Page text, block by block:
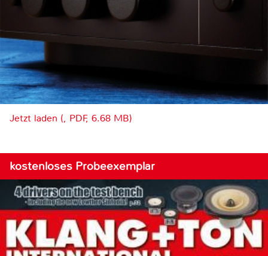
Jetzt laden (, PDF, 6.68 MB)
kostenloses Probeexemplar